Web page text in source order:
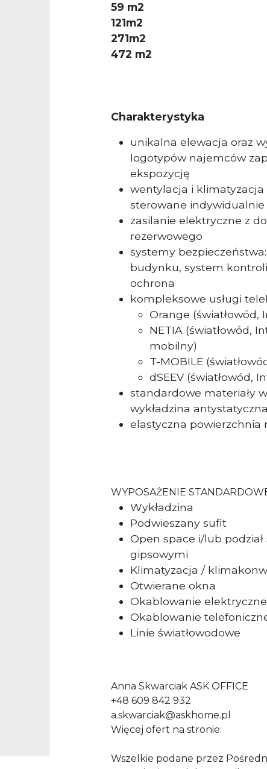
59 m2
121m2
271m2
472 m2
Charakterystyka
unikalna elewacja oraz
logotypów najemców
ekspozycję
wentylacja i
sterowane
zasilanie elektryczne z
rezerwowego
systemy
budynku, system
ochrona
kompleksowe usługi
Orange (światłowód,
NETIA (światłowód,
mobilny)
T-MOBILE
dSEEV (światłowód,
standardowe materiały
wykładzina
elastyczna powierzchnia
WYPOSAŻENIE
Wykładzina
Podwieszany sufit
Open space i/lub
gipsowymi
Klimatyzacja /
Otwierane okna
Okablowanie elektryczne
Okablowanie
Linie światłowodowe
Anna Skwarciak ASK OFFICE
+48 609 842 932
a.skwarciak@askhome.pl
Więcej ofert na stronie:
Wszelkie podane przez